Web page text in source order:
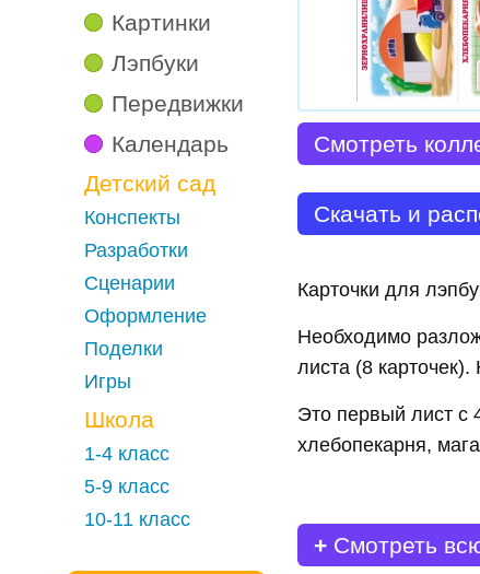
Картинки
Лэпбуки
Передвижки
Календарь
Детский сад
Конспекты
Разработки
Сценарии
Оформление
Поделки
Игры
Школа
1-4 класс
5-9 класс
10-11 класс
Смотреть
Скачать и
Карточки для
Необходимо
листа (8
Это первый лист с
хлебопекарня,
+ Смотреть